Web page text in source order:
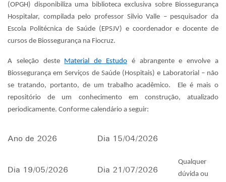
(OPGH) disponibiliza uma biblioteca exclusiva sobre Biossegurança
Hospitalar, compilada pelo professor Silvio Valle – pesquisador da
Escola Politécnica de Saúde (EPSJV) e coordenador e docente de
cursos de Biossegurança na Fiocruz.
A seleção deste Material de Estudo é abrangente e envolve a
Biossegurança em Serviços de Saúde (Hospitais) e Laboratorial – não
se tratando, portanto, de um trabalho acadêmico. Ele é mais o
repositório de um conhecimento em construção, atualizado
periodicamente. Conforme calendário a seguir:
Ano de 2026 Dia 15/04/2026
Dia 19/05/2026 Dia 21/07/2026
Qualquer
dúvida ou